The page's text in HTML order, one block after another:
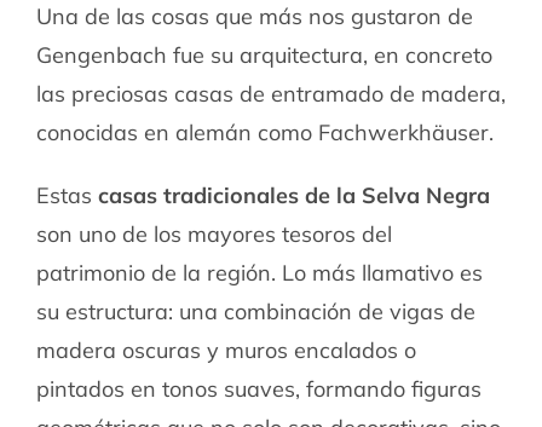
Una de las cosas que más nos gustaron de
Gengenbach fue su arquitectura, en concreto
las preciosas casas de entramado de madera,
conocidas en alemán como Fachwerkhäuser.
Estas casas tradicionales de la Selva Negra
son uno de los mayores tesoros del
patrimonio de la región. Lo más llamativo es
su estructura: una combinación de vigas de
madera oscuras y muros encalados o
pintados en tonos suaves, formando figuras